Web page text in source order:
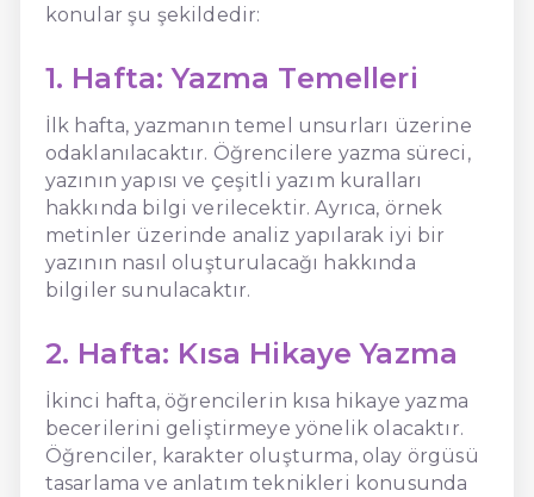
konular şu şekildedir:
1. Hafta: Yazma Temelleri
İlk hafta, yazmanın temel unsurları üzerine
odaklanılacaktır. Öğrencilere yazma süreci,
yazının yapısı ve çeşitli yazım kuralları
hakkında bilgi verilecektir. Ayrıca, örnek
metinler üzerinde analiz yapılarak iyi bir
yazının nasıl oluşturulacağı hakkında
bilgiler sunulacaktır.
2. Hafta: Kısa Hikaye Yazma
İkinci hafta, öğrencilerin kısa hikaye yazma
becerilerini geliştirmeye yönelik olacaktır.
Öğrenciler, karakter oluşturma, olay örgüsü
tasarlama ve anlatım teknikleri konusunda